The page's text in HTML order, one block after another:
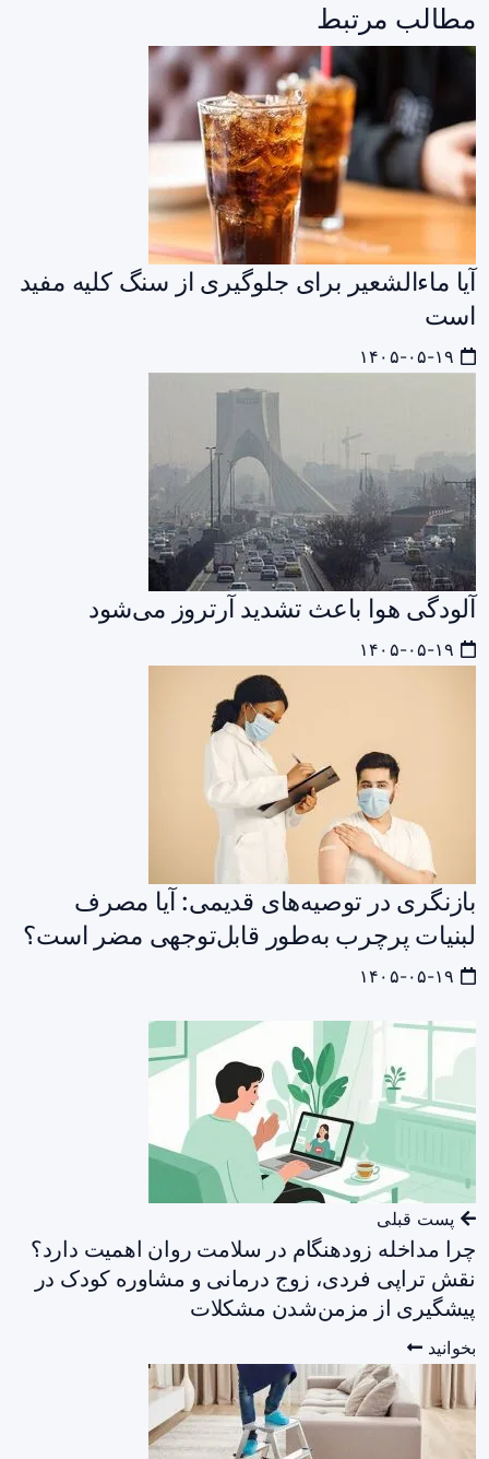
مطالب مرتبط
آیا ماءالشعیر برای جلوگیری از سنگ کلیه مفید
است
آلودگی هوا باعث تشدید آرتروز می‌شود
بازنگری در توصیه‌های قدیمی: آیا مصرف
لبنیات پرچرب به‌طور قابل‌توجهی مضر است؟
پست قبلی
چرا مداخله زودهنگام در سلامت روان اهمیت دارد؟
نقش تراپی فردی، زوج درمانی و مشاوره کودک در
پیشگیری از مزمن‌شدن مشکلات
بخوانید